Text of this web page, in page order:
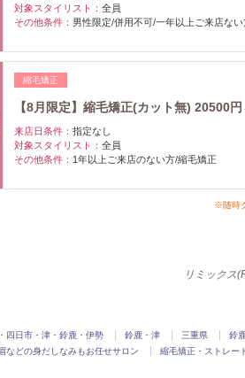
対象スタイリスト： 全員
その他条件： 男性限定/併用不可/一年以上ご来店ない
縮毛矯正
【8月限定】縮毛矯正(カット無) 20500
来店日条件： 指定なし
対象スタイリスト： 全員
その他条件： 1年以上ご来店のない方/縮毛矯正
※随時
リミックス
四日市・津・鈴鹿・伊勢 鈴鹿・津 三重県 鈴
などの身だしなみもお任せサロン
縮毛矯正・ストレー